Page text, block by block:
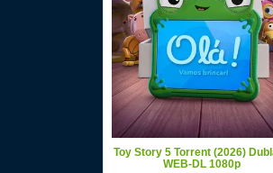
Toy Story 5 Torrent (2026)
WEB-DL 1080p